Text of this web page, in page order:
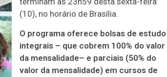
(10), no horário de Brasília.
O programa oferece bolsas de estudo
integrais – que cobrem 100% do valor
da mensalidade– e parciais (50% do
valor da mensalidade) em cursos de